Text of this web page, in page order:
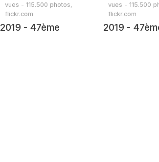
vues - 115.500 photos,
flickr.com
2019 - 47ème
vues - 115.500
flickr.com
2019 -